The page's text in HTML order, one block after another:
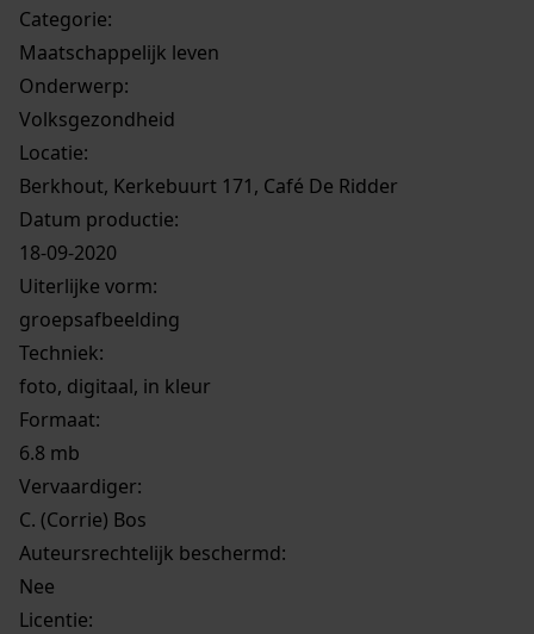
Categorie:
Maatschappelijk leven
Onderwerp:
Volksgezondheid
Locatie:
Berkhout, Kerkebuurt 171, Café De Ridder
Datum productie:
18-09-2020
Uiterlijke vorm:
groepsafbeelding
Techniek:
foto, digitaal, in kleur
Formaat:
6.8 mb
Vervaardiger:
C. (Corrie) Bos
Auteursrechtelijk beschermd:
Nee
Licentie: